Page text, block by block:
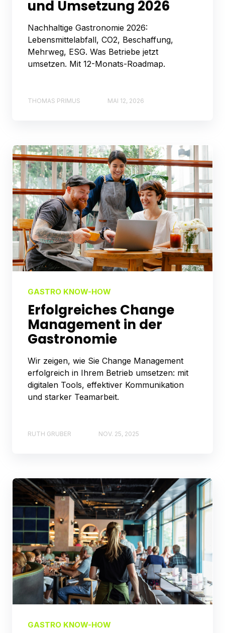
und Umsetzung 2026
Nachhaltige Gastronomie 2026:
Lebensmittelabfall, CO2, Beschaffung,
Mehrweg, ESG. Was Betriebe jetzt
umsetzen. Mit 12-Monats-Roadmap.
THOMAS PRIMUS MAI 12, 2026
GASTRO KNOW-HOW
Erfolgreiches Change
Management in der
Gastronomie
Wir zeigen, wie Sie Change Management
erfolgreich in Ihrem Betrieb umsetzen: mit
digitalen Tools, effektiver Kommunikation
und starker Teamarbeit.
RUTH GRUBER NOV. 25, 2025
GASTRO KNOW-HOW